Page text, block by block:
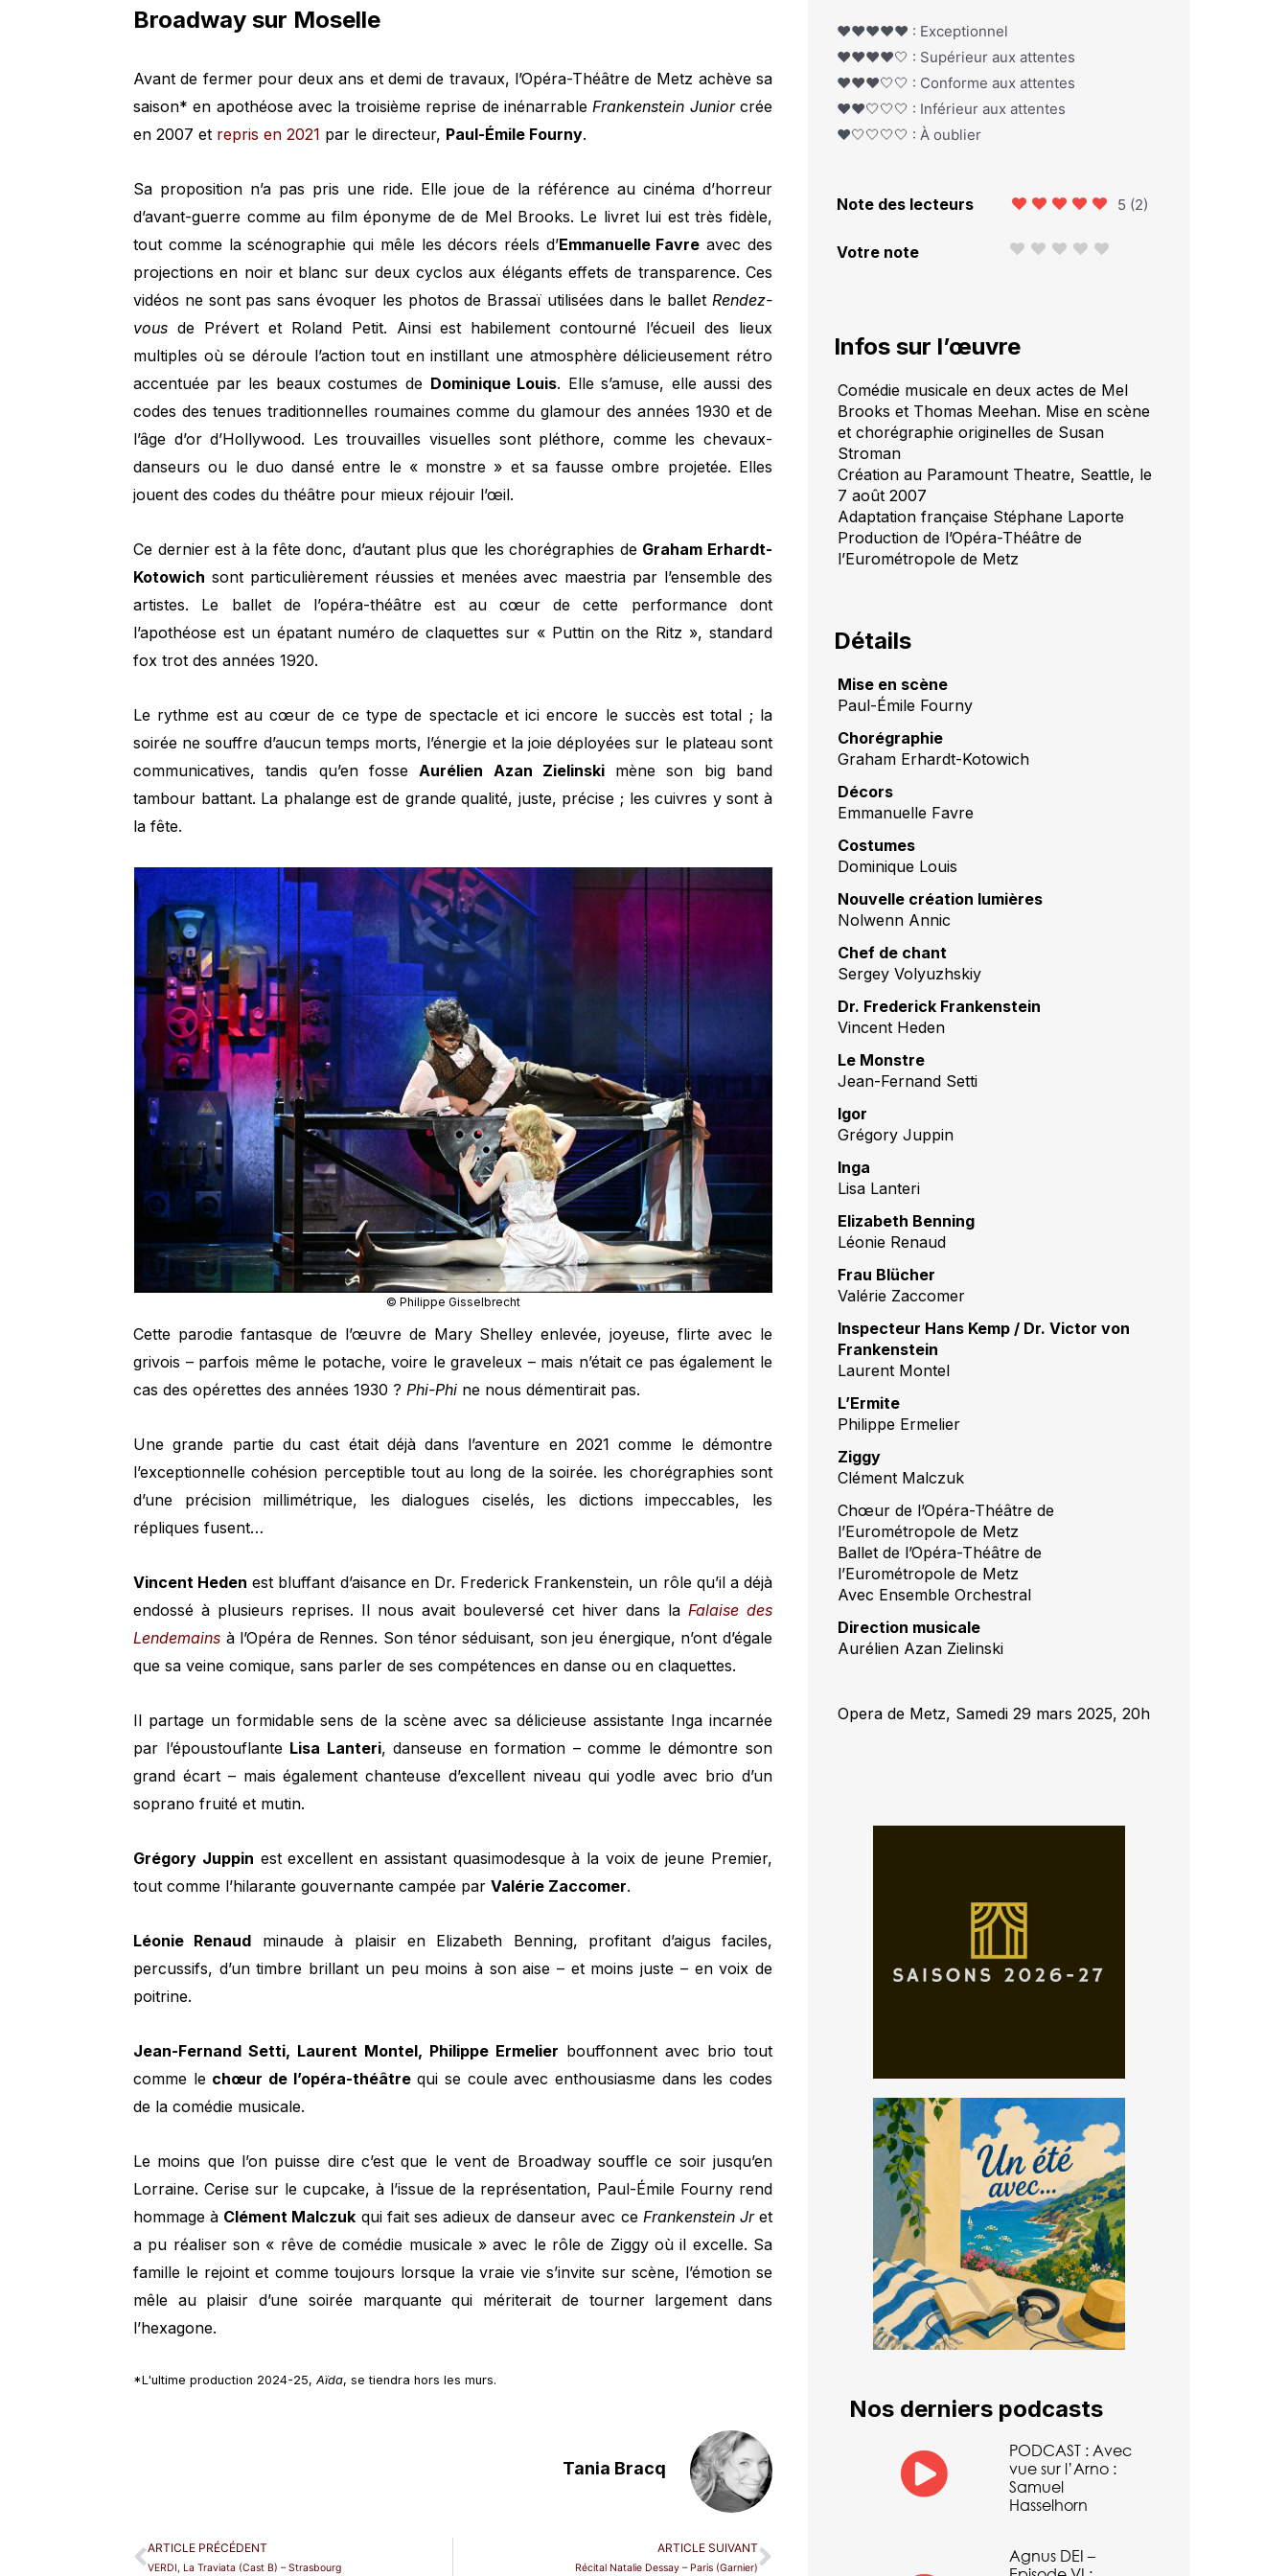
Broadway sur Moselle
Avant de fermer pour deux ans et demi de travaux, l’Opéra-Théâtre de Metz achève sa
saison* en apothéose avec la troisième reprise de inénarrableFrankenstein Juniorcrée
en 2007 et repris en 2021 par le directeur, Paul-Émile Fourny.
Sa proposition n’a pas pris une ride. Elle joue de la référence au cinéma d’horreur
d’avant-guerre comme au film éponyme de de Mel Brooks. Le livret lui est très fidèle,
tout comme la scénographie qui mêle les décors réels d’Emmanuelle Favre avec des
projections en noir et blanc sur deux cyclos aux élégants effets de transparence. Ces
vidéos ne sont pas sans évoquer les photos de Brassaï utilisées dans le ballet Rendez-
vous de Prévert et Roland Petit. Ainsi est habilement contourné l’écueil des lieux
multiples où se déroule l’action tout en instillant une atmosphère délicieusement rétro
accentuée par les beaux costumes de Dominique Louis. Elle s’amuse, elle aussi des
codes des tenues traditionnelles roumaines comme du glamour des années 1930 et de
l’âge d’or d’Hollywood. Les trouvailles visuelles sont pléthore, comme les chevaux-
danseurs ou le duo dansé entre le « monstre » et sa fausse ombre projetée. Elles
jouent des codes du théâtre pour mieux réjouir l’œil.
Ce dernier est à la fête donc, d’autant plus que les chorégraphies de Graham Erhardt-
Kotowich sont particulièrement réussies et menées avec maestria par l’ensemble des
artistes. Le ballet de l’opéra-théâtre est au cœur de cette performance dont
l’apothéose est un épatant numéro de claquettes sur « Puttin on the Ritz », standard
fox trot des années 1920.
Le rythme est au cœur de ce type de spectacle et ici encore le succès est total ; la
soirée ne souffre d’aucun temps morts, l’énergie et la joie déployées sur le plateau sont
communicatives, tandis qu’en fosseAurélien Azan Zielinskimène son big band
tambour battant. La phalange est de grande qualité, juste, précise ; les cuivres y sont à
la fête.
© Philippe Gisselbrecht
Cette parodie fantasque de l’œuvre de Mary Shelley enlevée, joyeuse, flirte avec le
grivois – parfois même le potache, voire le graveleux – mais n’était ce pas également le
cas des opérettes des années 1930 ?Phi-Phi ne nous démentirait pas.
Une grande partie du cast était déjà dans l’aventure en 2021 comme le démontre
l’exceptionnelle cohésion perceptible tout au long de la soirée. les chorégraphies sont
d’une précision millimétrique, les dialogues ciselés, les dictions impeccables, les
répliques fusent…
Vincent Heden est bluffant d’aisance en Dr. Frederick Frankenstein, un rôle qu’il a déjà
endossé à plusieurs reprises. Il nous avait bouleversé cet hiver dans la Falaise des
Lendemains à l’Opéra de Rennes. Son ténor séduisant, son jeu énergique, n’ont d’égale
que sa veine comique, sans parler de ses compétences en danse ou en claquettes.
Il partage un formidable sens de la scène avec sa délicieuse assistante Inga incarnée
par l’époustouflante Lisa Lanteri, danseuse en formation – comme le démontre son
grand écart – mais également chanteuse d’excellent niveau qui yodle avec brio d’un
soprano fruité et mutin.
Grégory Juppin est excellent en assistant quasimodesque à la voix de jeune Premier,
tout comme l’hilarante gouvernante campée parValérie Zaccomer.
Léonie Renaud minaude à plaisir en Elizabeth Benning, profitant d’aigus faciles,
percussifs, d’un timbre brillant un peu moins à son aise – et moins juste – en voix de
poitrine.
Jean-Fernand Setti, Laurent Montel, Philippe Ermelier bouffonnent avec brio tout
comme le chœur de l’opéra-théâtrequi se coule avec enthousiasme dans les codes
de la comédie musicale.
Le moins que l’on puisse dire c’est que le vent de Broadway souffle ce soir jusqu’en
Lorraine. Cerise sur le cupcake, à l’issue de la représentation, Paul-Émile Fourny rend
hommage à Clément Malczuk qui fait ses adieux de danseur avec ceFrankenstein Jret
a pu réaliser son « rêve de comédie musicale » avec le rôle de Ziggy où il excelle. Sa
famille le rejoint et comme toujours lorsque la vraie vie s’invite sur scène, l’émotion se
mêle au plaisir d’une soirée marquante qui mériterait de tourner largement dans
l’hexagone.
*L'ultime production 2024-25, Aïda, se tiendra hors les murs.
Tania Bracq
ARTICLE PRÉCÉDENT
VERDI, La Traviata (Cast B) – Strasbourg
ARTICLE SUIVANT
Récital Natalie Dessay – Paris (Garnier)
❤️❤️❤️❤️❤️ : Exceptionnel
❤️❤️❤️❤️🤍 : Supérieur aux attentes
❤️❤️❤️🤍🤍 : Conforme aux attentes
❤️❤️🤍🤍🤍 : Inférieur aux attentes
❤️🤍🤍🤍🤍 : À oublier
Note des lecteurs 5 (2)
Votre note
Infos sur l’œuvre
Comédie musicale en deux actes de Mel
Brooks et Thomas Meehan. Mise en scène
et chorégraphie originelles de Susan
Stroman
Création au Paramount Theatre, Seattle, le
7 août 2007
Adaptation française Stéphane Laporte
Production de l’Opéra-Théâtre de
l’Eurométropole de Metz
Détails
Mise en scène
Paul-Émile Fourny
Chorégraphie
Graham Erhardt-Kotowich
Décors
Emmanuelle Favre
Costumes
Dominique Louis
Nouvelle création lumières
Nolwenn Annic
Chef de chant
Sergey Volyuzhskiy
Dr. Frederick Frankenstein
Vincent Heden
Le Monstre
Jean-Fernand Setti
Igor
Grégory Juppin
Inga
Lisa Lanteri
Elizabeth Benning
Léonie Renaud
Frau Blücher
Valérie Zaccomer
Inspecteur Hans Kemp / Dr. Victor von
Frankenstein
Laurent Montel
L’Ermite
Philippe Ermelier
Ziggy
Clément Malczuk
Chœur de l’Opéra-Théâtre de
l’Eurométropole de Metz
Ballet de l’Opéra-Théâtre de
l’Eurométropole de Metz
Avec Ensemble Orchestral
Direction musicale
Aurélien Azan Zielinski
Opera de Metz, Samedi 29 mars 2025, 20h
Nos derniers podcasts
PODCAST : Avec
vue sur l’Arno :
Samuel
Hasselhorn
Agnus DEI –